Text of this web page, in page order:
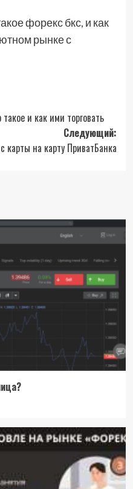
форекс бкс, и как
рынке с
и как ими торговать
Следующий:
карты на карту ПриватБанка